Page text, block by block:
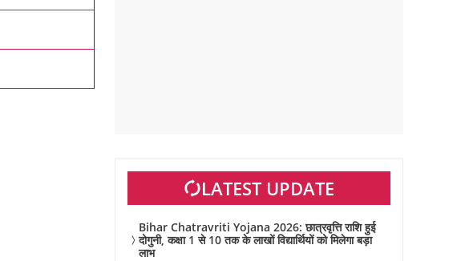
LATEST UPDATE
Bihar Chatravriti Yojana 2026: छात्रवृत्ति राशि हुई
दोगुनी, कक्षा 1 से 10 तक के लाखों विद्यार्थियों को मिलेगा बड़ा
लाभ